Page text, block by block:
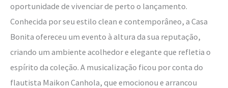
oportunidade de vivenciar de perto o lançamento.
Conhecida por seu estilo clean e contemporâneo, a Casa
Bonita ofereceu um evento à altura da sua reputação,
criando um ambiente acolhedor e elegante que refletia o
espírito da coleção. A musicalização ficou por conta do
flautista Maikon Canhola, que emocionou e arrancou